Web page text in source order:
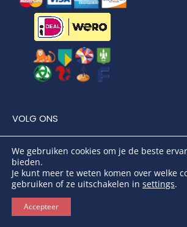
VOLG ONS
We gebruiken cookies om je de beste
bieden.
Je kunt meer te weten komen over welke
gebruiken of ze uitschakelen in settings.
Accepteer